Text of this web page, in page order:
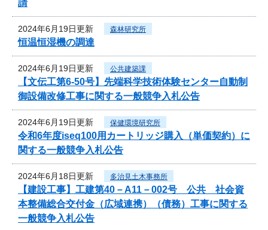
請
2024年6月19日更新 森林研究所
恒温恒湿機の調達
2024年6月19日更新 公共建築課
【文伝工第6-50号】先端科学技術体験センター自動制
御設備改修工事に関する一般競争入札公告
2024年6月19日更新 保健環境研究所
令和6年度iseq100用カートリッジ購入（単価契約）に
関する一般競争入札公告
2024年6月18日更新 多治見土木事務所
【建設工事】工建第40－A11－002号 公共 社会資
本整備総合交付金（広域連携）（債務）工事に関する
一般競争入札公告